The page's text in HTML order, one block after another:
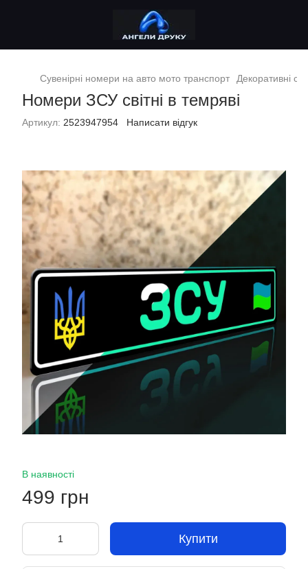
Сувенірні номери на авто мото транспорт Декоративні
Номери ЗСУ світні в темряві
Артикул: 2523947954 Написати відгук
В наявності
499 грн
Купити